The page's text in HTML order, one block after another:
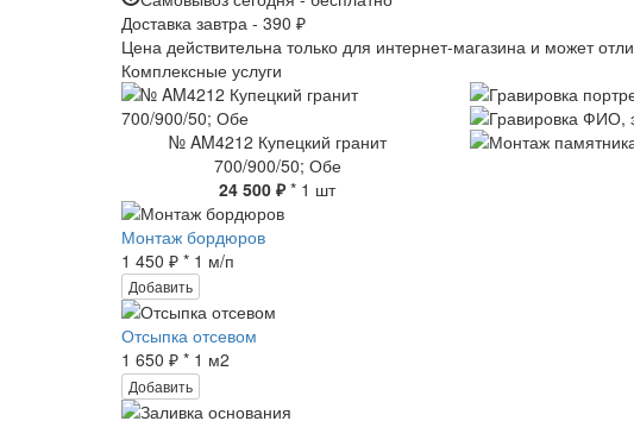
Доставка завтра - 390 ₽
Цена действительна только для интернет-магазина и может
Комплексные услуги
№ AM4212 Купецкий гранит
700/900/50; Обе
24 500 ₽* 1 шт
Монтаж бордюров
1 450 ₽ * 1 м/п
Добавить
Отсыпка отсевом
1 650 ₽ * 1 м2
Добавить